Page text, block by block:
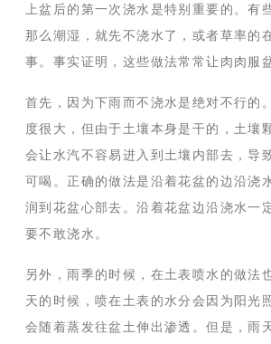
上盆后的第一次浇水是特别重要的。有
那么潮湿，就先不浇水了，或者草率的
事。事实证明，这些做法常常让肉肉服
首先，因为下雨而不浇水是绝对不行的
度很大，但由于土壤本身是干的，土壤
会让水汽不容易进入到土壤内部去，导
可喝。正确的做法是沿着花盆的边沿浇
润到花盆心部去。沿着花盆边沿浇水一
要不敢浇水。
另外，雨季的时候，在土表喷水的做法
天的时候，喷在土表的水分会因为阳光
会随着蒸发往盆土伸出渗透。但是，雨